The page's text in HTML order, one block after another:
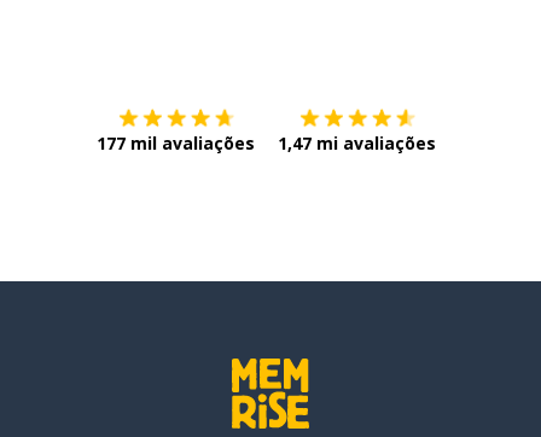
177 mil avaliações 1,47 mi avaliações